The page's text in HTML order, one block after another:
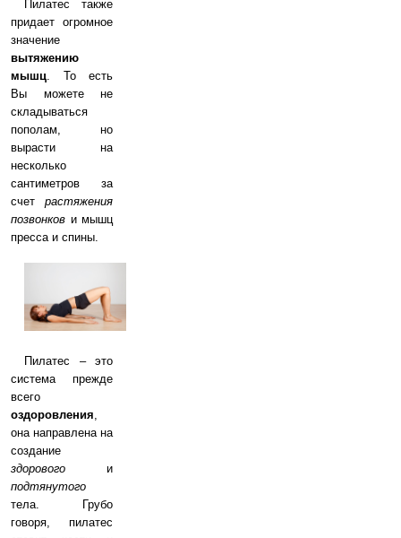
Пилатес также
придает огромное
значение
вытяжению
мышц. То есть
Вы можете не
складываться
пополам, но
вырасти на
несколько
сантиметров за
счет растяжения
позвонков и мышц
пресса и спины.
Пилатес – это
система прежде
всего
оздоровления,
она направлена на
создание
здорового и
подтянутого
тела. Грубо
говоря, пилатес